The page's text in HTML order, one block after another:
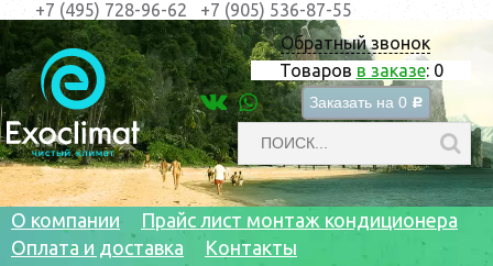
Обратный звонок
Товаров в заказе: 0
Заказать на 0 c
+7 (495) 728-96-62 +7 (905) 536-87-55
О компании
Прайс лист монтаж кондиционера
Оплата и доставка
Контакты